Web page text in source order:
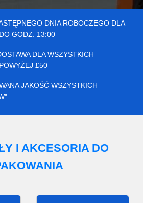
DNIA ROBOCZEGO DLA
GODZ. 13:00
DLA WSZYSTKICH
£50
JAKOŚĆ WSZYSTKICH
I AKCESORIA DO